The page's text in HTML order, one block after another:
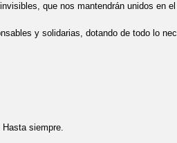
que nos mantendrán unidos en
y solidarias, dotando de todo lo